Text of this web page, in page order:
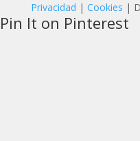
Privacidad | Cookies |
Pin It on Pinterest